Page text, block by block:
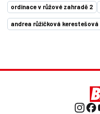
ordinace v růžové zahradě 2
andrea růžičková kerestešová